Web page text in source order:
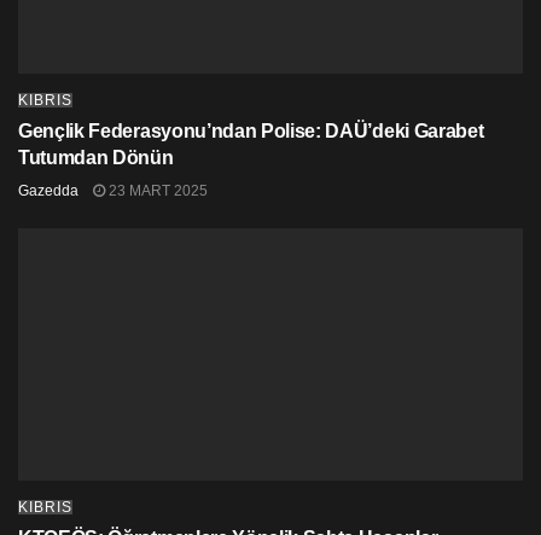
KIBRIS
Gençlik Federasyonu’ndan Polise: DAÜ’deki Garabet
Tutumdan Dönün
Gazedda 23 MART 2025
KIBRIS